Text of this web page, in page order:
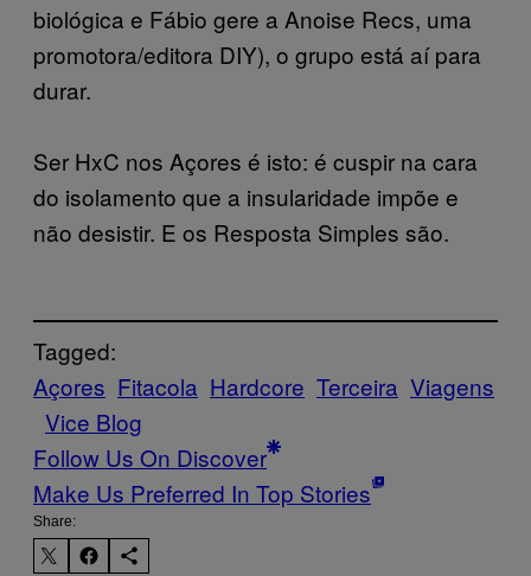
biológica e Fábio gere a Anoise Recs, uma
promotora/editora DIY), o grupo está aí para
durar.
Ser HxC nos Açores é isto: é cuspir na cara
do isolamento que a insularidade impõe e
não desistir. E os Resposta Simples são.
Tagged:
Açores Fitacola Hardcore Terceira Viagens
Vice Blog
Follow Us On Discover
Make Us Preferred In Top Stories
Share: